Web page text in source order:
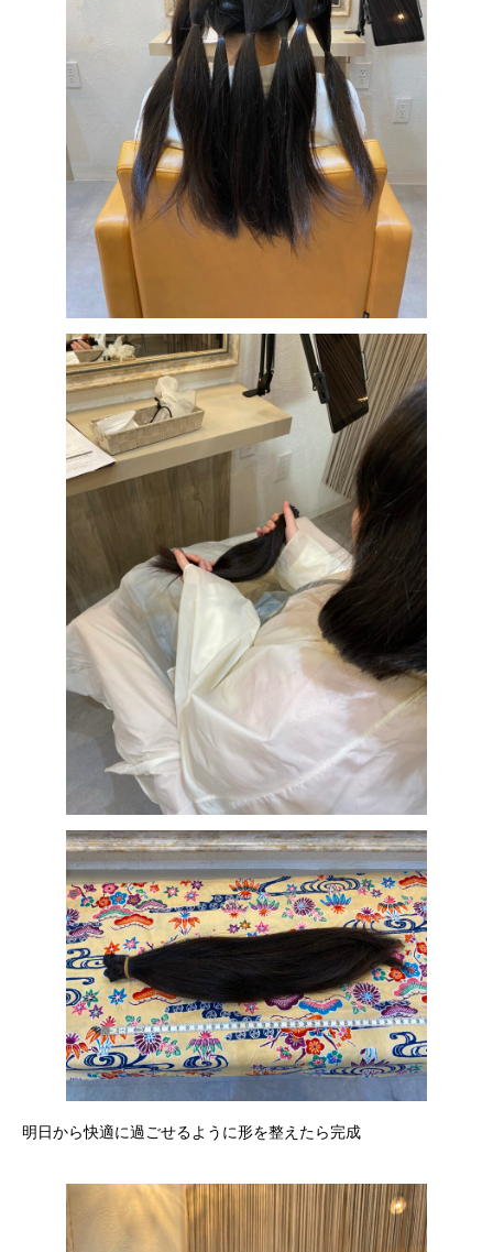
明日から快適に過ごせるように形を整えたら完成